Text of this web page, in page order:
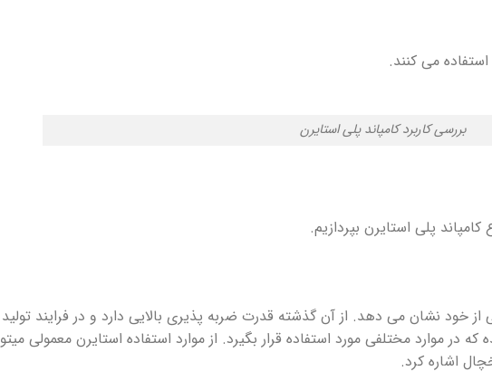
می کنند.
بررسی کاربرد کامپاند پلی استایرن
پلی استایرن بپردازیم.
از خود نشان می دهد. از آن گذشته قدرت ضربه پذیری بالایی دارد و در فرایند
مختلفی مورد استفاده قرار بگیرد. از موارد استفاده استایرن معمولی
اشاره کرد.